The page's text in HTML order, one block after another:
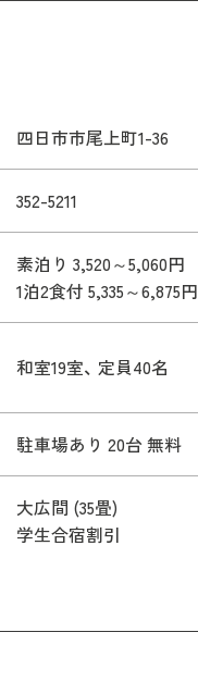
四日市市尾上町1-36
352-5211
素泊り 3,520～5,060円
1泊2食付 5,335～6,875円
和室19室、 定員40名
駐車場あり 20台 無料
大広間 (35畳)
学生合宿割引